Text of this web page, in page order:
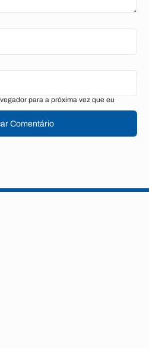
para a próxima vez que eu
Comentário